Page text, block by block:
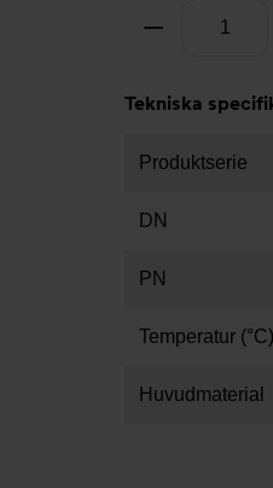
Ta bort
Tekniska
Produktserie
DN
PN
Temperatur (°C)
Huvudmaterial